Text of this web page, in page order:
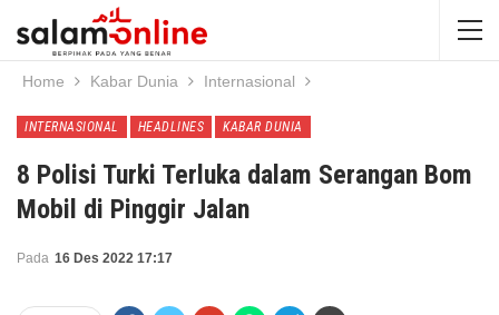
Home Kabar Dunia Internasional
INTERNASIONAL HEADLINES KABAR DUNIA
8 Polisi Turki Terluka dalam Serangan Bom
Mobil di Pinggir Jalan
Pada 16 Des 2022 17:17